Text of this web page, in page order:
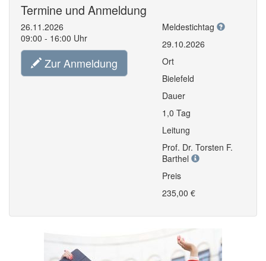
Termine und Anmeldung
26.11.2026
09:00 - 16:00 Uhr
Zur Anmeldung
Meldestichtag
29.10.2026
Ort
Bielefeld
Dauer
1,0 Tag
Leitung
Prof. Dr. Torsten F.
Barthel
Preis
235,00 €